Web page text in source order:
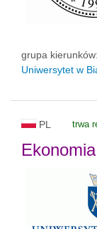
grupa kierunków:
Uniwersytet w
PL trwa